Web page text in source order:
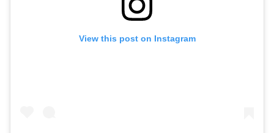
View this post on Instagram